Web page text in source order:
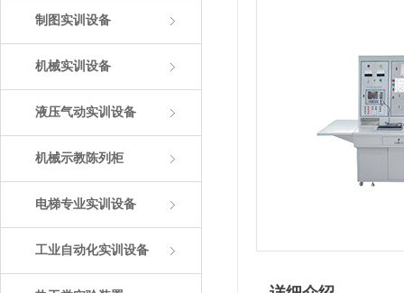
制图实训设备
机械实训设备
液压气动实训设备
机械示教陈列柜
电梯专业实训设备
工业自动化实训设备